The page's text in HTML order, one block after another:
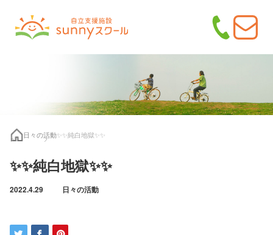
日々の活動✨✨純白地獄✨✨
✨✨純白地獄✨✨
2022.4.29 日々の活動